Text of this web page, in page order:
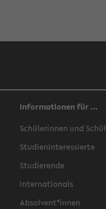
Informationen für ...
Schülerinnen und
Studieninteressierte
Studierende
Internationals
Absolvent*innen